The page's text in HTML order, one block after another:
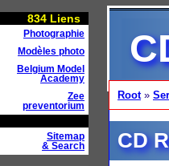
834 Liens
Photographie
Modèles photo
Belgium Model
Academy
Zee
preventorium
Sitemap
& Search
Root»
CD